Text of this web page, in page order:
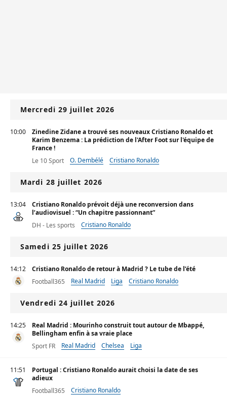
Mercredi 29 juillet 2026
10:00
Zinedine Zidane a trouvé ses nouveaux Cristiano Ronaldo et
Karim Benzema : La prédiction de l'After Foot sur l'équipe de
France !
Le 10 Sport
O. Dembélé Cristiano Ronaldo
Mardi 28 juillet 2026
13:04
Cristiano Ronaldo prévoit déjà une reconversion dans
l’audiovisuel : “Un chapitre passionnant”
DH - Les sports
Cristiano Ronaldo
Samedi 25 juillet 2026
14:12
Cristiano Ronaldo de retour à Madrid ? Le tube de l’été
Football365
Real Madrid Liga Cristiano Ronaldo
Vendredi 24 juillet 2026
14:25
Real Madrid : Mourinho construit tout autour de Mbappé,
Bellingham enfin à sa vraie place
Sport FR
Real Madrid Chelsea Liga
11:51
Portugal : Cristiano Ronaldo aurait choisi la date de ses
adieux
Football365
Cristiano Ronaldo